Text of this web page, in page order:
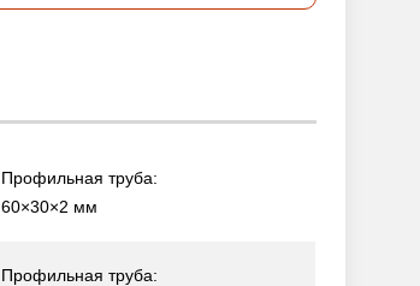
Профильная труба:
60×30×2 мм
Профильная труба: